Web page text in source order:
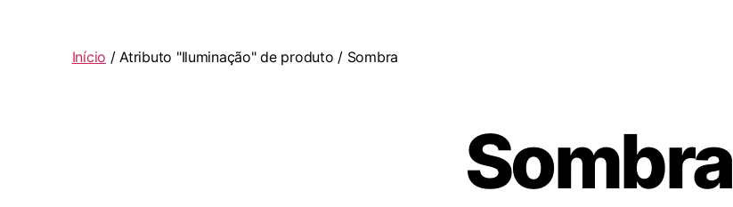
Início / Atributo "Iluminação" de produto / Sombra
Sombra